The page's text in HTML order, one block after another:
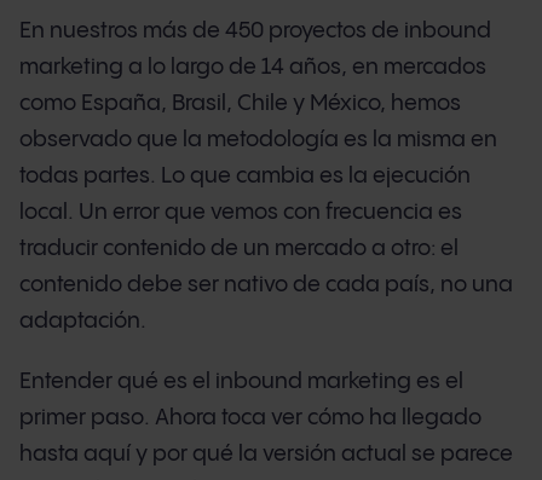
En nuestros más de 450 proyectos de inbound
marketing a lo largo de 14 años, en mercados
como España, Brasil, Chile y México, hemos
observado que la metodología es la misma en
todas partes. Lo que cambia es la ejecución
local. Un error que vemos con frecuencia es
traducir contenido de un mercado a otro: el
contenido debe ser nativo de cada país, no una
adaptación.
Entender qué es el inbound marketing es el
primer paso. Ahora toca ver cómo ha llegado
hasta aquí y por qué la versión actual se parece